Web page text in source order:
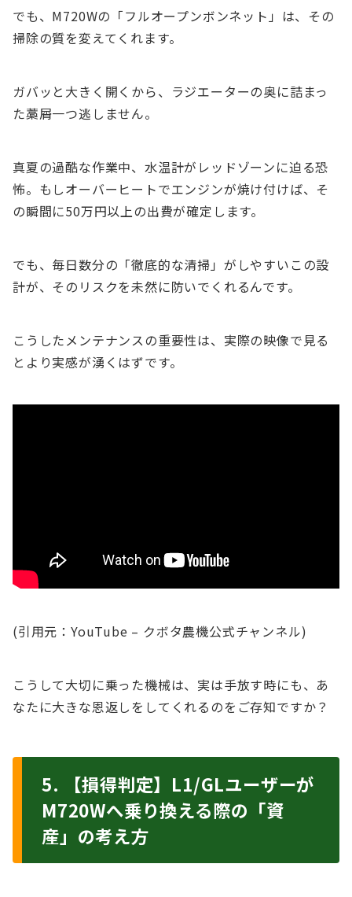
でも、M720Wの「フルオープンボンネット」は、その
掃除の質を変えてくれます。
ガバッと大きく開くから、ラジエーターの奥に詰まっ
た藁屑一つ逃しません。
真夏の過酷な作業中、水温計がレッドゾーンに迫る恐
怖。もしオーバーヒートでエンジンが焼け付けば、そ
の瞬間に50万円以上の出費が確定します。
でも、毎日数分の「徹底的な清掃」がしやすいこの設
計が、そのリスクを未然に防いでくれるんです。
こうしたメンテナンスの重要性は、実際の映像で見る
とより実感が湧くはずです。
(引用元：YouTube – クボタ農機公式チャンネル)
こうして大切に乗った機械は、実は手放す時にも、あ
なたに大きな恩返しをしてくれるのをご存知ですか？
5. 【損得判定】L1/GLユーザーが
M720Wへ乗り換える際の「資
産」の考え方